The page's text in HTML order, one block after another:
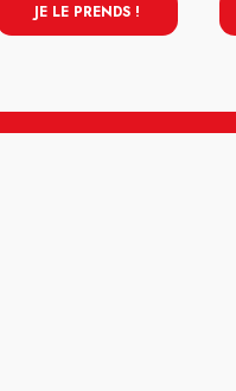
JE LE PRENDS !